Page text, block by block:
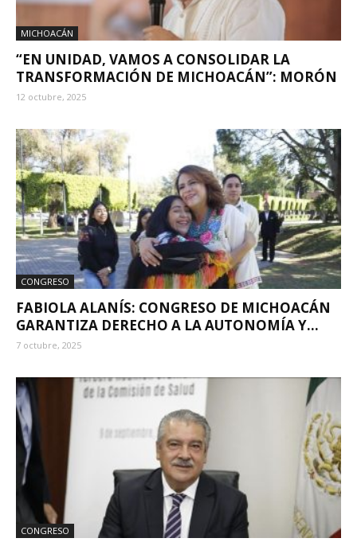
MICHOACÁN
“EN UNIDAD, VAMOS A CONSOLIDAR LA
TRANSFORMACIÓN DE MICHOACÁN”: MORÓN
12 octubre, 2025
CONGRESO
FABIOLA ALANÍS: CONGRESO DE MICHOACÁN
GARANTIZA DERECHO A LA AUTONOMÍA Y...
7 octubre, 2025
CONGRESO